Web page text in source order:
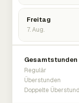
Freitag
7. Aug.
Gesamtstunden
Regulär
Überstunden
Doppelte